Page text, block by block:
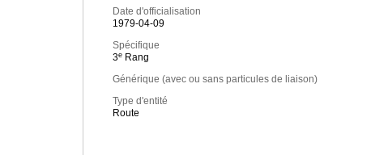
Date d'officialisation
1979-04-09
Spécifique
3e Rang
Générique (avec ou sans particules de liaison)
Type d'entité
Route